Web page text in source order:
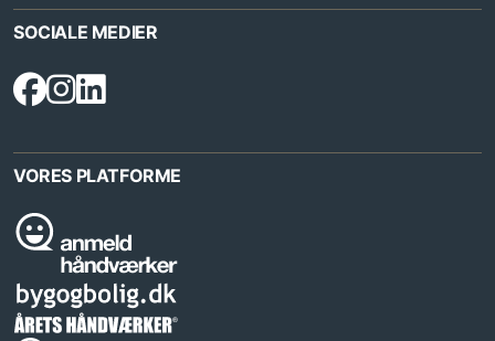
SOCIALE MEDIER
VORES PLATFORME